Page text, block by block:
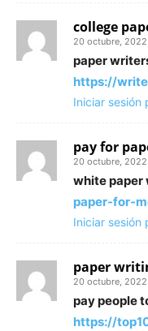
college
20 octubre,
paper
https://
Iniciar sesión
pay for
20 octubre,
white paper
paper-for-
Iniciar sesión
paper
20 octubre,
pay people
https://